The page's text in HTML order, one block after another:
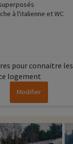
à l'italienne et WC
pour connaitre les
logement
Modifier